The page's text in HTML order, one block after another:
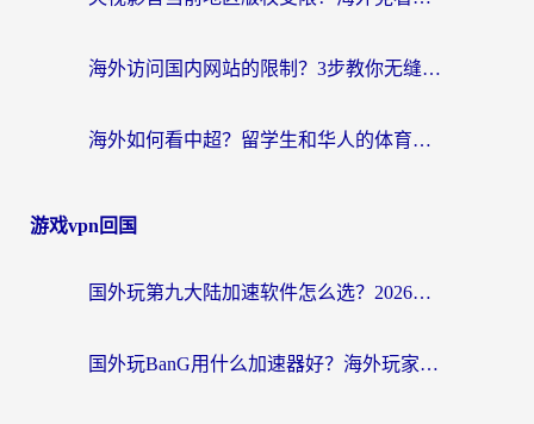
海外访问国内网站的限制？3步教你无缝解锁国内资源（附实测最优工具）
海外如何看中超？留学生和华人的体育赛事观看终极指南（附欧洲杯奥运会观看技巧）
游戏vpn回国
国外玩第九大陆加速软件怎么选？2026终极指南帮你告别延迟卡顿
国外玩BanG用什么加速器好？海外玩家亲测的国服游戏加速终极方案